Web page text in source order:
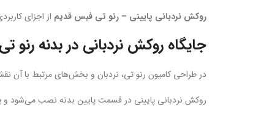
روکش نردبانی پایینی – رنو تی فیس قدیم از اجزای
جایگاه روکش نردبانی در بدنه رنو تی
در طراحی کامیون رنو تی، نردبان و بخش‌های مرتبط با آن
روکش نردبانی پایینی در قسمت پایین بدنه نصب می‌شود و